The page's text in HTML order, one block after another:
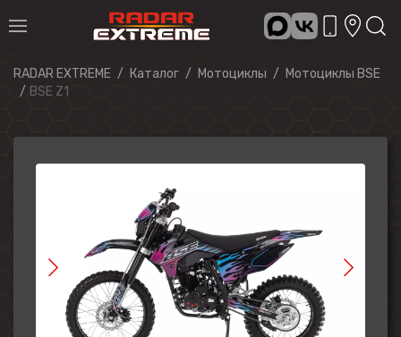
RADAR EXTREME Каталог Мотоциклы
Мотоциклы BSE
BSE Z1